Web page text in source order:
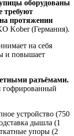
оборудованы
требуют
протяжении
Kober (Германия).
на себя
и повышает
разъёмами.
гофрированный
устройство (750
дышла (1
упоры (2